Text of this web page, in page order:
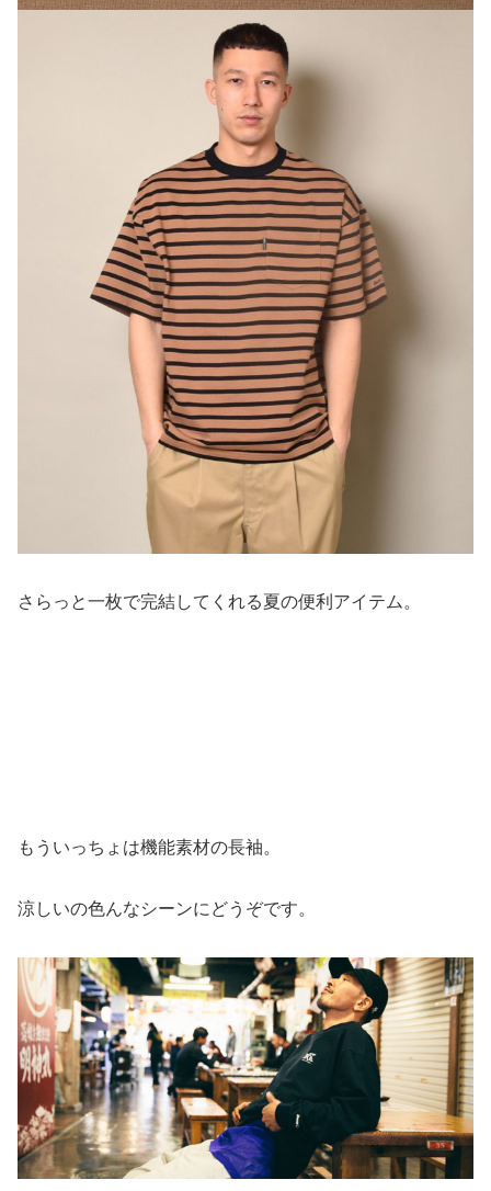
さらっと一枚で完結してくれる夏の便利アイテム。
もういっちょは機能素材の長袖。
涼しいの色んなシーンにどうぞです。